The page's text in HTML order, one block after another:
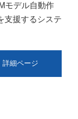
モデル自動作
支援するシステ
詳細ページ